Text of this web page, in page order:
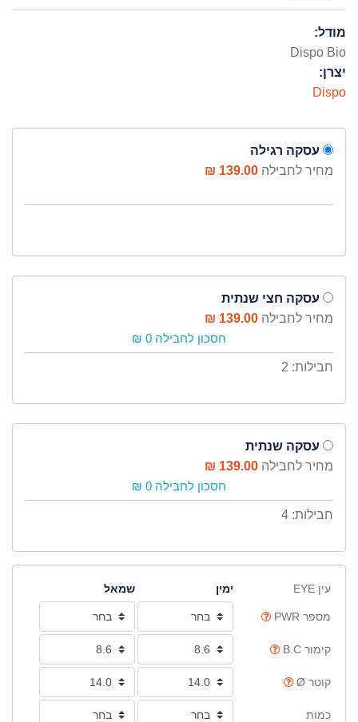
מודל:
Dispo Bio
יצרן:
Dispo
עסקה רגילה
מחיר לחבילה 139.00 ₪
עסקה חצי שנתית
מחיר לחבילה 139.00 ₪
חסכון לחבילה 0 ₪
חבילות: 2
עסקה שנתית
מחיר לחבילה 139.00 ₪
חסכון לחבילה 0 ₪
חבילות: 4
עין EYE ימין שמאל
מספר PWR
קימור B.C
קוטר Ø
כמות